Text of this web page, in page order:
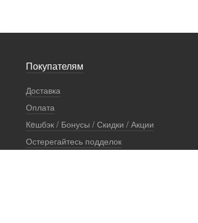
Покупателям
Доставка
Оплата
Кeшбэк / Бонусы / Скидки / Акции
Остерегайтесь подделок